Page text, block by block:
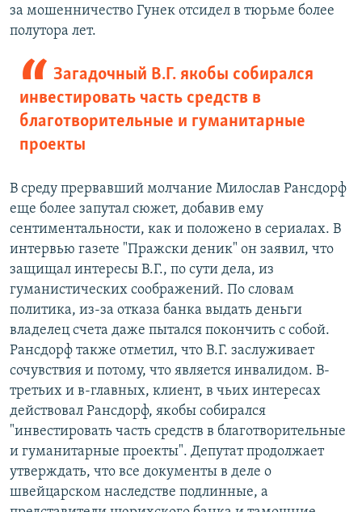
за мошенничество Гунек отсидел в тюрьме более
полутора лет.
Загадочный В.Г. якобы собирался
инвестировать часть средств в
благотворительные и гуманитарные
проекты
В среду прервавший молчание Милослав Рансдорф
еще более запутал сюжет, добавив ему
сентиментальности, как и положено в сериалах. В
интервью газете "Пражски деник" он заявил, что
защищал интересы В.Г., по сути дела, из
гуманистических соображений. По словам
политика, из-за отказа банка выдать деньги
владелец счета даже пытался покончить с собой.
Рансдорф также отметил, что В.Г. заслуживает
сочувствия и потому, что является инвалидом. В-
третьих и в-главных, клиент, в чьих интересах
действовал Рансдорф, якобы собирался
"инвестировать часть средств в благотворительные
и гуманитарные проекты". Депутат продолжает
утверждать, что все документы в деле о
швейцарском наследстве подлинные, а